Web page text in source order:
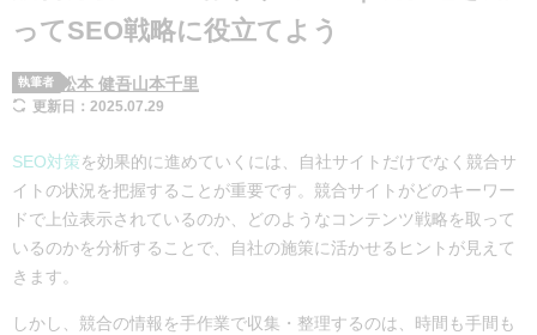
ってSEO戦略に役立てよう
執筆者 松本 健吾山本千里
更新日：2025.07.29
SEO対策を効果的に進めていくには、自社サイトだけでなく競合サ
イトの状況を把握することが重要です。競合サイトがどのキーワー
ドで上位表示されているのか、どのようなコンテンツ戦略を取って
いるのかを分析することで、自社の施策に活かせるヒントが見えて
きます。
しかし、競合の情報を手作業で収集・整理するのは、時間も手間も